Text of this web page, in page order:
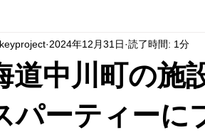
道中川町の施
パーティーに
2024年12月31日 読了時間: 1分